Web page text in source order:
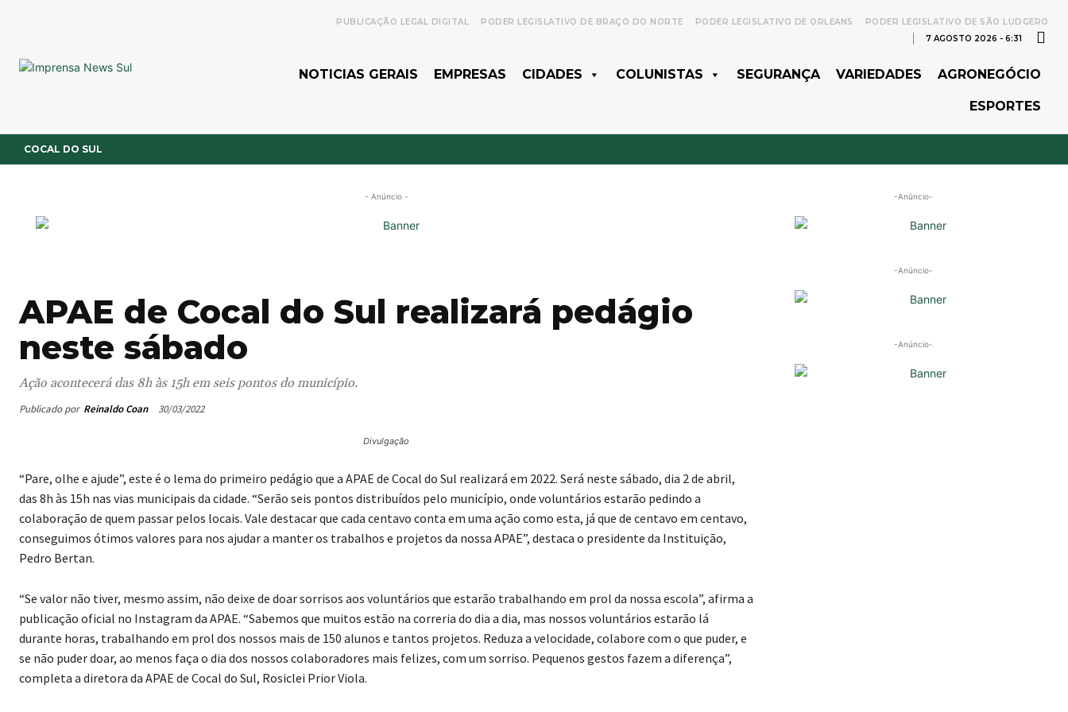
PUBLICAÇÃO LEGAL DIGITAL PODER LEGISLATIVO DE BRAÇO DO NORTE PODER LEGISLATIVO DE ORLEANS
PODER LEGISLATIVO DE SÃO LUDGERO
7 AGOSTO 2026 - 6:31
NOTICIAS GERAIS EMPRESAS CIDADES COLUNISTAS SEGURANÇA VARIEDADES AGRONEGÓCIO
ESPORTES
COCAL DO SUL
- Anúncio -
APAE de Cocal do Sul realizará pedágio
neste sábado
Ação acontecerá das 8h às 15h em seis pontos do município.
Publicado por Reinaldo Coan 30/03/2022
Divulgação
“Pare, olhe e ajude”, este é o lema do primeiro pedágio que a APAE de Cocal do Sul realizará em 2022. Será neste sábado, dia 2 de abril,
das 8h às 15h nas vias municipais da cidade. “Serão seis pontos distribuídos pelo município, onde voluntários estarão pedindo a
colaboração de quem passar pelos locais. Vale destacar que cada centavo conta em uma ação como esta, já que de centavo em centavo,
conseguimos ótimos valores para nos ajudar a manter os trabalhos e projetos da nossa APAE”, destaca o presidente da Instituição,
Pedro Bertan.
“Se valor não tiver, mesmo assim, não deixe de doar sorrisos aos voluntários que estarão trabalhando em prol da nossa escola”, afirma a
publicação oficial no Instagram da APAE. “Sabemos que muitos estão na correria do dia a dia, mas nossos voluntários estarão lá
durante horas, trabalhando em prol dos nossos mais de 150 alunos e tantos projetos. Reduza a velocidade, colabore com o que puder, e
se não puder doar, ao menos faça o dia dos nossos colaboradores mais felizes, com um sorriso. Pequenos gestos fazem a diferença”,
completa a diretora da APAE de Cocal do Sul, Rosiclei Prior Viola.
-Anúncio-
-Anúncio-
-Anúncio-